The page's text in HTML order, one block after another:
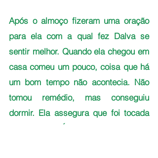
Após o almoço fizeram uma oração
para ela com a qual fez Dalva se
sentir melhor. Quando ela chegou em
casa comeu um pouco, coisa que há
um bom tempo não acontecia. Não
tomou remédio, mas conseguiu
dormir. Ela assegura que foi tocada
pela MISERICÓRDIA de Deus.